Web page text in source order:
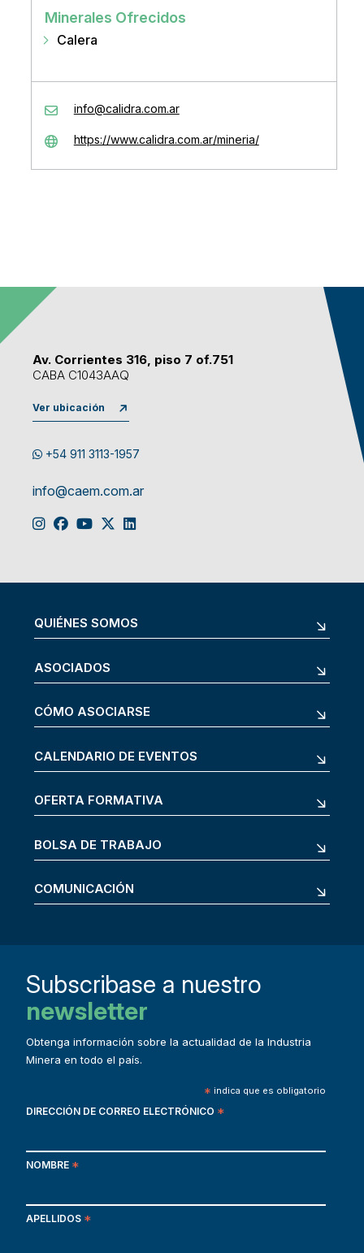
Minerales Ofrecidos
Calera
info@calidra.com.ar
https://www.calidra.com.ar/mineria/
Av. Corrientes 316, piso 7 of.751
CABA C1043AAQ
Ver ubicación
+54 911 3113-1957
info@caem.com.ar
QUIÉNES SOMOS
ASOCIADOS
CÓMO ASOCIARSE
CALENDARIO DE EVENTOS
OFERTA FORMATIVA
BOLSA DE TRABAJO
COMUNICACIÓN
Subscribase a nuestro
newsletter
Obtenga información sobre la actualidad de la Industria
Minera en todo el país.
* indica que es obligatorio
DIRECCIÓN DE CORREO ELECTRÓNICO *
NOMBRE *
APELLIDOS *